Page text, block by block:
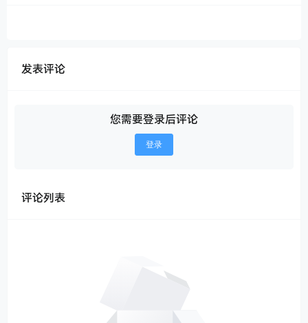
发表评论
您需要登录后评论
登录
评论列表